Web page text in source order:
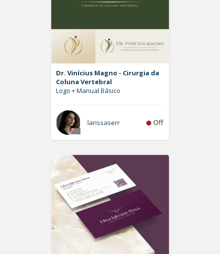
Dr. Vinícius Magno - Cirurgia da
Coluna Vertebral
Logo + Manual Básico
larissaserr Off